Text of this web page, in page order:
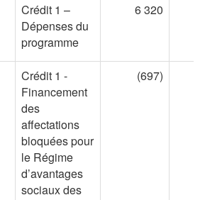
Crédit 1 –
Dépenses du
programme
6 320
Crédit 1 -
Financement
des
affectations
bloquées pour
le Régime
d’avantages
sociaux des
(697)